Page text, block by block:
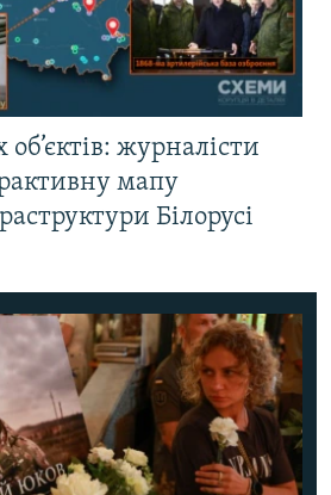
об’єктів: журналісти
мапу
Білорусі